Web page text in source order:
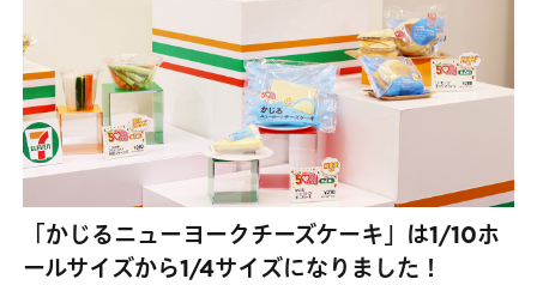
「かじるニューヨークチーズケーキ」は1/10ホ
ールサイズから1/4サイズになりました！